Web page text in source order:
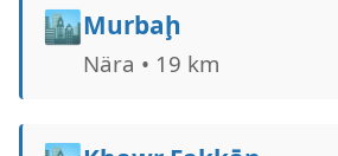
🏙️Murbaḩ
Nära • 19 km